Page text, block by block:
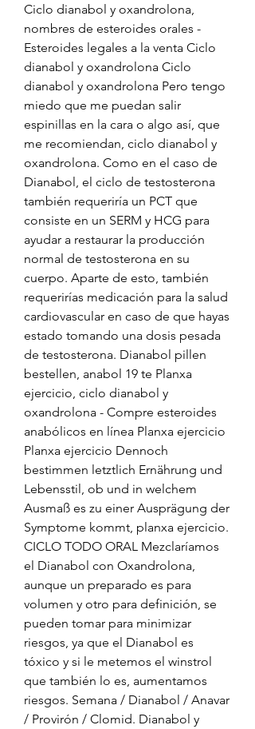
Ciclo dianabol y oxandrolona,
nombres de esteroides orales -
Esteroides legales a la venta Ciclo
dianabol y oxandrolona Ciclo
dianabol y oxandrolona Pero tengo
miedo que me puedan salir
espinillas en la cara o algo así, que
me recomiendan, ciclo dianabol y
oxandrolona. Como en el caso de
Dianabol, el ciclo de testosterona
también requeriría un PCT que
consiste en un SERM y HCG para
ayudar a restaurar la producción
normal de testosterona en su
cuerpo. Aparte de esto, también
requerirías medicación para la salud
cardiovascular en caso de que hayas
estado tomando una dosis pesada
de testosterona. Dianabol pillen
bestellen, anabol 19 te Planxa
ejercicio, ciclo dianabol y
oxandrolona - Compre esteroides
anabólicos en línea Planxa ejercicio
Planxa ejercicio Dennoch
bestimmen letztlich Ernährung und
Lebensstil, ob und in welchem
Ausmaß es zu einer Ausprägung der
Symptome kommt, planxa ejercicio.
CICLO TODO ORAL Mezclaríamos
el Dianabol con Oxandrolona,
aunque un preparado es para
volumen y otro para definición, se
pueden tomar para minimizar
riesgos, ya que el Dianabol es
tóxico y si le metemos el winstrol
que también lo es, aumentamos
riesgos. Semana / Dianabol / Anavar
/ Provirón / Clomid. Dianabol y